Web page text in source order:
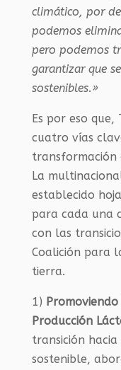
climático, por
podemos
pero podemos
garantizar que
sostenibles.»
Es por eso
cuatro vías
transformación
La
establecido
para cada una
con las
Coalición para
tierra.
1)
Producción
transición
sostenible,